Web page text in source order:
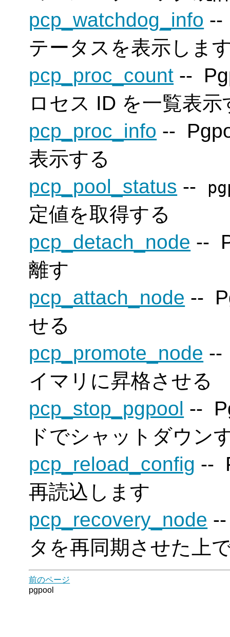
pcp_watchdog_info
テータスを表示しま
pcp_proc_count --
ロセス ID を一覧表示
pcp_proc_info --
表示する
pcp_pool_status --
定値を取得する
pcp_detach_node --
離す
pcp_attach_node --
せる
pcp_promote_node
イマリに昇格させる
pcp_stop_pgpool --
ドでシャットダウン
pcp_reload_config --
再読込します
pcp_recovery_node
タを再同期させた上
前のページ
pgpool